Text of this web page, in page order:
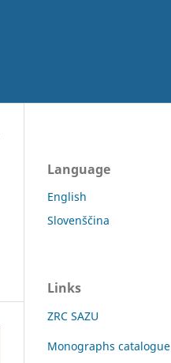
Language
English
Slovenščina
Links
ZRC SAZU
Monographs catalogue